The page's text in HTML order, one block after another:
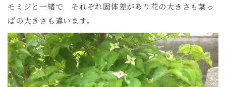
モミジと一緒で それぞれ固体差があり花の大きさも葉っ
ぱの大きさも違います。